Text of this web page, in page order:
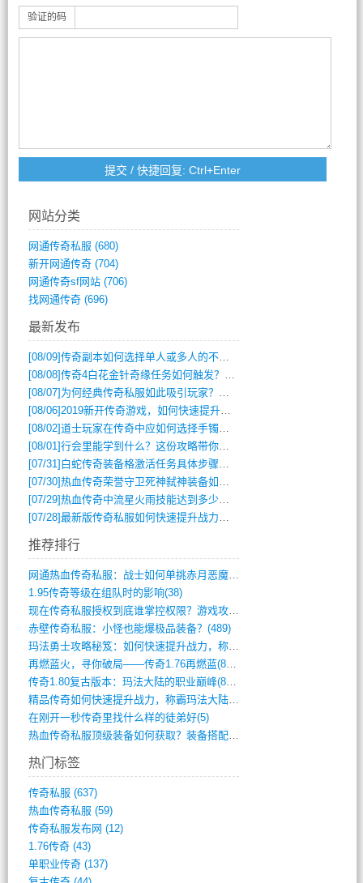
验证的码
网站分类
网通传奇私服 (680)
新开网通传奇(704)
网通传奇sf网站(706)
找网通传奇(696)
最新发布
[08/09]传奇副本如何选择单人或多人的不同模式？
[08/08]传奇4白花金针奇缘任务如何触发？完整攻略解析
[08/07] 为何经典传奇私服如此吸引玩家？深度攻略解析
[08/06]2019新开传奇游戏，如何快速提升角色等级？
[08/02]道士玩家在传奇中应如何选择手镯装备？
[08/01]行会里能学到什么？这份攻略带你全掌握
[07/31] 白蛇传奇装备格激活任务具体步骤是什么？如何完成？
[07/30]热血传奇荣誉守卫死神弑神装备如何获取与佩戴攻略？
[07/29]热血传奇中流星火雨技能达到多少级可以开始练装备？
[07/28]最新版传奇私服如何快速提升战力与获取稀有装备？
推荐排行
网通热血传奇私服：战士如何单挑赤月恶魔？(311)
1.95传奇等级在组队时的影响(38)
现在传奇私服授权到底谁掌控权限？游戏攻略(789)
赤壁传奇私服：小怪也能爆极品装备？(489)
玛法勇士攻略秘笈：如何快速提升战力，称霸(717)
再燃蓝火，寻你破局——传奇1.76再燃蓝(893)
传奇1.80复古版本：玛法大陆的职业巅峰(873)
精品传奇如何快速提升战力，称霸玛法大陆？(392)
在刚开一秒传奇里找什么样的徒弟好(5)
热血传奇私服顶级装备如何获取？装备搭配与(688)
热门标签
传奇私服 (637)
热血传奇私服 (59)
传奇私服发布网 (12)
1.76传奇(43)
单职业传奇(137)